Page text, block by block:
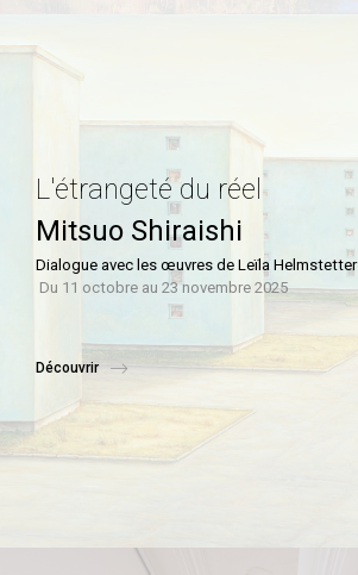
L'étrangeté du réel
Mitsuo Shiraishi
Dialogue avec les œuvres de Leïla Helmstetter
Du 11 octobre au 23 novembre 2025
Découvrir